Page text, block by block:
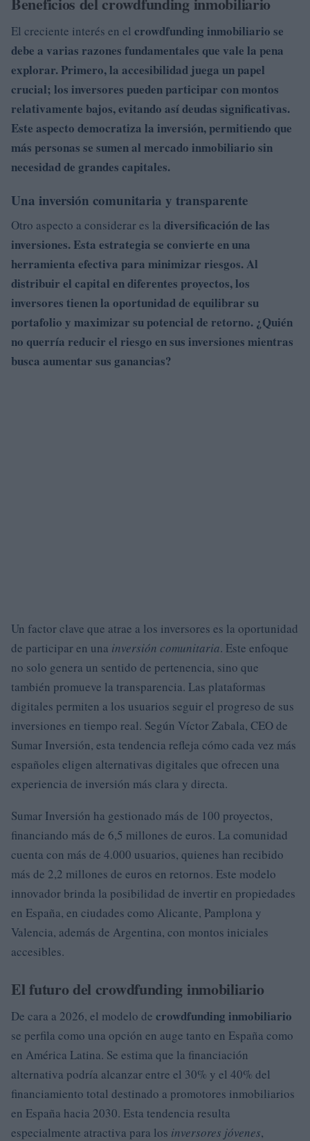
El creciente interés en el crowdfunding inmobiliario se
debe a varias razones fundamentales que vale la pena
explorar. Primero, la accesibilidad juega un papel
crucial; los inversores pueden participar con montos
relativamente bajos, evitando así deudas significativas.
Este aspecto democratiza la inversión, permitiendo que
más personas se sumen al mercado inmobiliario sin
necesidad de grandes capitales.
Una inversión comunitaria y transparente
Otro aspecto a considerar es la diversificación de las
inversiones. Esta estrategia se convierte en una
herramienta efectiva para minimizar riesgos. Al
distribuir el capital en diferentes proyectos, los
inversores tienen la oportunidad de equilibrar su
portafolio y maximizar su potencial de retorno. ¿Quién
no querría reducir el riesgo en sus inversiones mientras
busca aumentar sus ganancias?
Un factor clave que atrae a los inversores es la oportunidad
de participar en una inversión comunitaria. Este enfoque
no solo genera un sentido de pertenencia, sino que
también promueve la transparencia. Las plataformas
digitales permiten a los usuarios seguir el progreso de sus
inversiones en tiempo real. Según Víctor Zabala, CEO de
Sumar Inversión, esta tendencia refleja cómo cada vez más
españoles eligen alternativas digitales que ofrecen una
experiencia de inversión más clara y directa.
Sumar Inversión ha gestionado más de 100 proyectos,
financiando más de 6,5 millones de euros. La comunidad
cuenta con más de 4.000 usuarios, quienes han recibido
más de 2,2 millones de euros en retornos. Este modelo
innovador brinda la posibilidad de invertir en propiedades
en España, en ciudades como Alicante, Pamplona y
Valencia, además de Argentina, con montos iniciales
accesibles.
El futuro del crowdfunding inmobiliario
De cara a 2026, el modelo de crowdfunding inmobiliario
se perfila como una opción en auge tanto en España como
en América Latina. Se estima que la financiación
alternativa podría alcanzar entre el 30% y el 40% del
financiamiento total destinado a promotores inmobiliarios
en España hacia 2030. Esta tendencia resulta
especialmente atractiva para los inversores jóvenes,